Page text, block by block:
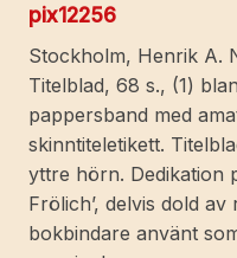
pix12256
Stockholm, Henrik A.
Titelblad, 68 s., (1)
pappersband med
skinntiteletikett.
yttre hörn. Dedikation
Frölich’, delvis dold
bokbindare använt